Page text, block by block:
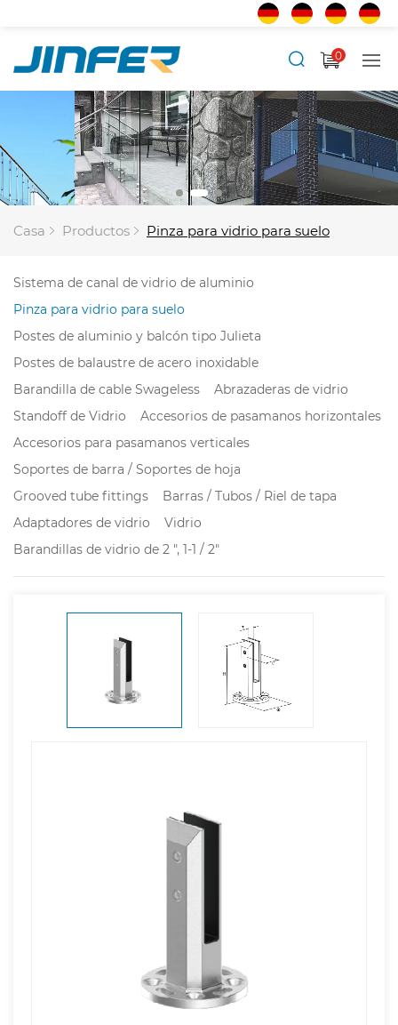
0
Casa Productos Pinza para vidrio para suelo
Sistema de canal de vidrio de aluminio
Pinza para vidrio para suelo
Postes de aluminio y balcón tipo Julieta
Postes de balaustre de acero inoxidable
Barandilla de cable Swageless
Abrazaderas de vidrio
Standoff de Vidrio
Accesorios de pasamanos horizontales
Accesorios para pasamanos verticales
Soportes de barra / Soportes de hoja
Grooved tube fittings
Barras / Tubos / Riel de tapa
Adaptadores de vidrio
Vidrio
Barandillas de vidrio de 2 ", 1-1 / 2"